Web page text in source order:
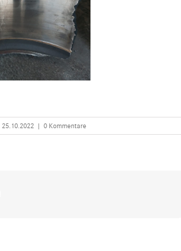
25.10.2022 | 0 Kommentare